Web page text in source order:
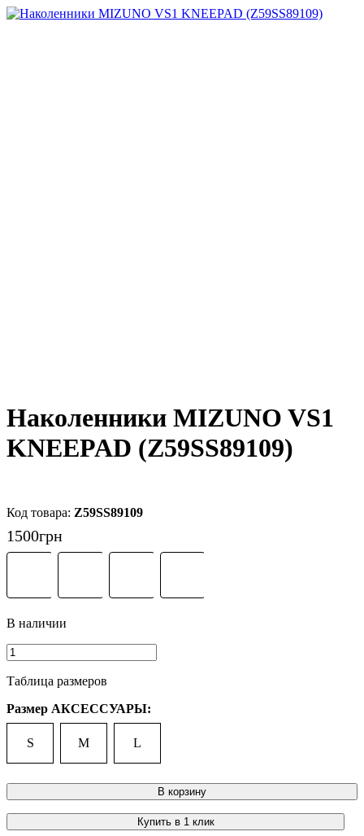
Наколенники MIZUNO VS1
KNEEPAD (Z59SS89109)
Z59SS89109
1500грн
Таблица размеров
Размер АКСЕССУАРЫ:
S M L
В корзину
Купить в 1 клик